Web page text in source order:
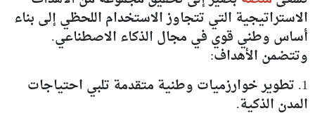
الاستراتيجية التي تتجاوز الاستخدام اللحظي إلى بناء
أساس وطني قوي في مجال الذكاء الاصطناعي.
وتتضمن الأهداف:
1. تطوير خوارزميات وطنية متقدمة تلبي احتياجات
المدن الذكية.